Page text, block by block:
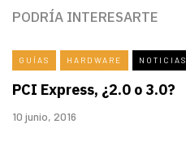
PODRÍA INTERESARTE
GUÍAS HARDWARE NOTICIAS
PCI Express, ¿2.0 o 3.0?
10 junio, 2016